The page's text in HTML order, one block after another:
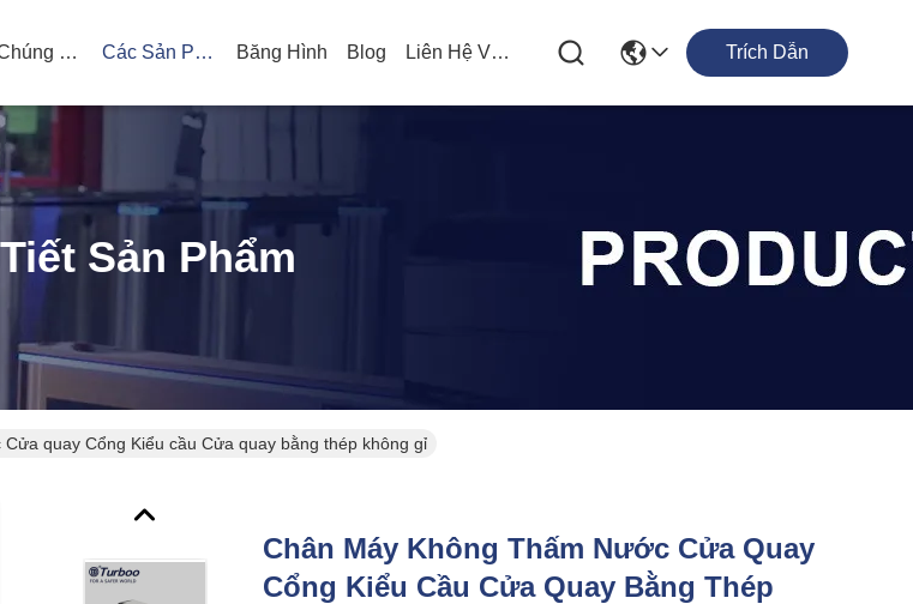
Về Chúng Tôi Các Sản Phẩm Băng Hình Blog Liên Hệ Với Chúng Tôi Trích Dẫn
Sản Phẩm
quay Cổng Kiểu cầu Cửa quay bằng thép không gỉ
Chân Máy Không Thấm Nước Cửa Quay
Cổng Kiểu Cầu Cửa Quay Bằng Thép